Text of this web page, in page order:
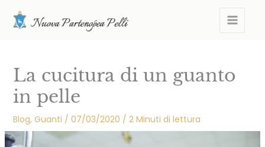
La cucitura di un guanto
in pelle
Blog, Guanti / 07/03/2020 / 2 Minuti di lettura